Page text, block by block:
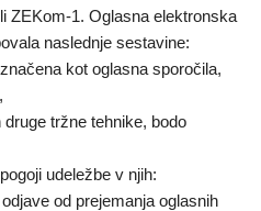
ZEKom-1. Oglasna elektronska
naslednje sestavine:
kot oglasna sporočila,
tržne tehnike, bodo
udeležbe v njih:
od prejemanja oglasnih